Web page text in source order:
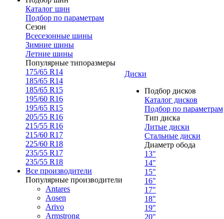
Каталог шин
Подбор по параметрам
Сезон
Всесезонные шины
Зимние шины
Летние шины
Популярные типоразмеры
175/65 R14
185/65 R14
185/65 R15
195/60 R16
195/65 R15
205/55 R16
215/55 R16
215/60 R17
225/60 R18
235/55 R17
235/55 R18
Все производители
Популярные производители
Antares
Aosen
Arivo
Armstrong
Диски
Подбор дисков
Каталог дисков
Подбор по параметрам
Тип диска
Литые диски
Стальные диски
Диаметр обода
13"
14"
15"
16"
17"
18"
19"
20"